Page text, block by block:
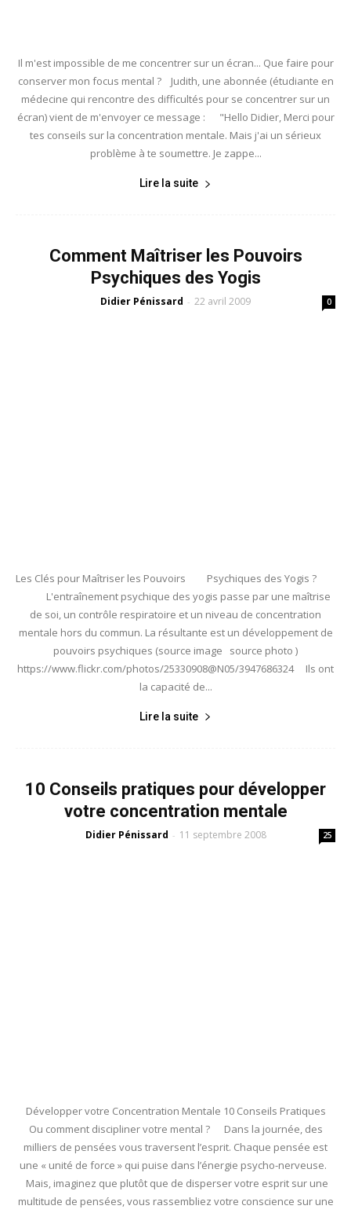
Il m'est impossible de me concentrer sur un écran... Que faire pour
conserver mon focus mental ? Judith, une abonnée (étudiante en
médecine qui rencontre des difficultés pour se concentrer sur un
écran) vient de m'envoyer ce message : "Hello Didier, Merci pour
tes conseils sur la concentration mentale. Mais j'ai un sérieux
problème à te soumettre. Je zappe...
Lire la suite
Comment Maîtriser les Pouvoirs
Psychiques des Yogis
Didier Pénissard - 22 avril 2009 0
Les Clés pour Maîtriser les Pouvoirs Psychiques des Yogis ?
L'entraînement psychique des yogis passe par une maîtrise
de soi, un contrôle respiratoire et un niveau de concentration
mentale hors du commun. La résultante est un développement de
pouvoirs psychiques (source image source photo )
https://www.flickr.com/photos/25330908@N05/3947686324 Ils ont
la capacité de...
Lire la suite
10 Conseils pratiques pour développer
votre concentration mentale
Didier Pénissard - 11 septembre 2008 25
Développer votre Concentration Mentale 10 Conseils Pratiques
Ou comment discipliner votre mental ? Dans la journée, des
milliers de pensées vous traversent l’esprit. Chaque pensée est
une « unité de force » qui puise dans l’énergie psycho-nerveuse.
Mais, imaginez que plutôt que de disperser votre esprit sur une
multitude de pensées, vous rassembliez votre conscience sur une